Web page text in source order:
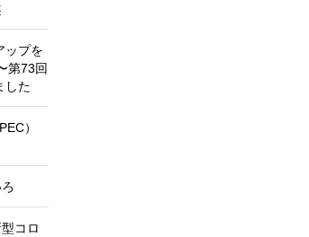
ップを
第73回
した
）
コロ